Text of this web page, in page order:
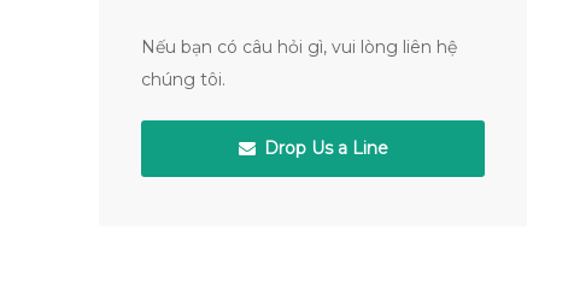
Nếu bạn có câu hỏi gì, vui lòng liên hệ
chúng tôi.
Drop Us a Line